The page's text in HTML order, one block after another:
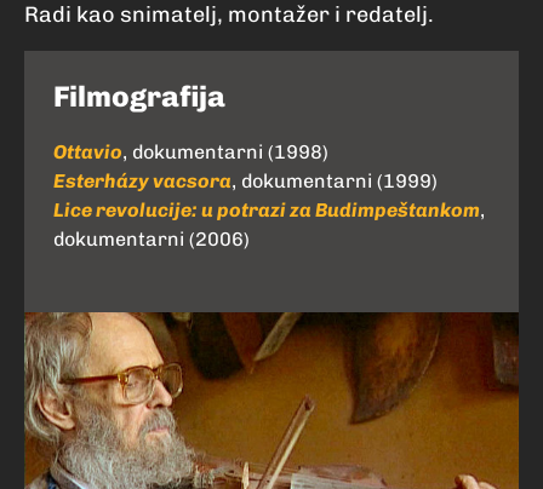
Radi kao snimatelj, montažer i redatelj.
Filmografija
Ottavio, dokumentarni (1998)
Esterházy vacsora, dokumentarni (1999)
Lice revolucije: u potrazi za Budimpeštankom,
dokumentarni (2006)